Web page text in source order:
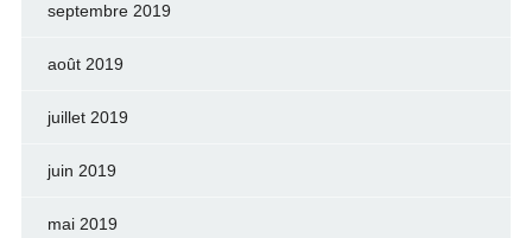
septembre 2019
août 2019
juillet 2019
juin 2019
mai 2019